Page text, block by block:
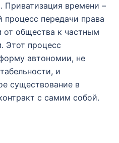
Приватизация времени –
передачи права
общества к частным
Этот процесс
автономии, не
и
существование в
с самим собой.